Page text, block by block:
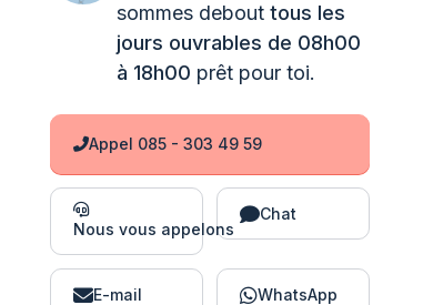
sommes debout tous les
jours ouvrables de 08h00
à 18h00 prêt pour toi.
Appel 085 - 303 49 59
Nous vous appelons
Chat
E-mail WhatsApp